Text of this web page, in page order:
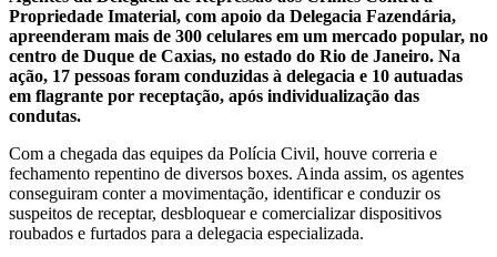
Propriedade Imaterial, com apoio da Delegacia Fazendária,
apreenderam mais de 300 celulares em um mercado popular, no
centro de Duque de Caxias, no estado do Rio de Janeiro. Na
ação, 17 pessoas foram conduzidas à delegacia e 10 autuadas
em flagrante por receptação, após individualização das
condutas.
Com a chegada das equipes da Polícia Civil, houve correria e
fechamento repentino de diversos boxes. Ainda assim, os agentes
conseguiram conter a movimentação, identificar e conduzir os
suspeitos de receptar, desbloquear e comercializar dispositivos
roubados e furtados para a delegacia especializada.